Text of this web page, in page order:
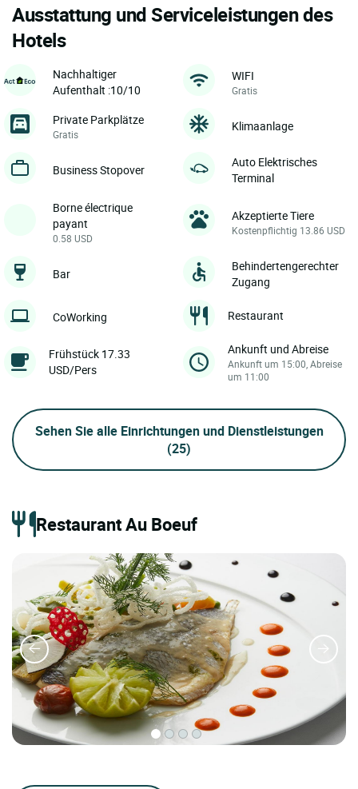
Ausstattung und Serviceleistungen des
Hotels
Nachhaltiger
Aufenthalt :10/10
WIFI
Gratis
Private Parkplätze
Gratis
Klimaanlage
Business Stopover
Auto Elektrisches
Terminal
Borne électrique
payant
0.58 USD
Akzeptierte Tiere
Kostenpflichtig 13.86 USD
Bar
Behindertengerechter
Zugang
CoWorking Restaurant
Frühstück 17.33
USD/Pers
Ankunft und Abreise
Ankunft um 15:00, Abreise
um 11:00
Sehen Sie alle Einrichtungen und Dienstleistungen
(25)
Restaurant Au Boeuf